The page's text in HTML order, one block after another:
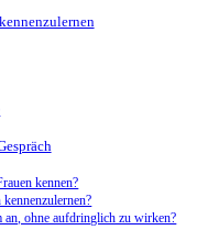
kennen?
an, ohne aufdringlich zu wirken?